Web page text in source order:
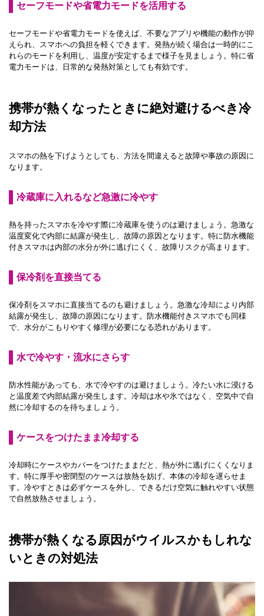
セーフモードや省電力モードを活用する
セーフモードや省電力モードを使えば、不要なアプリや機能の動作が抑
えられ、スマホへの負担を軽くできます。発熱が続く場合は一時的にこ
れらのモードを利用し、温度が安定するまで様子を見ましょう。特に省
電力モードは、日常的な発熱対策としても有効です。
携帯が熱くなったときに絶対避けるべき冷
却方法
スマホの熱を下げようとしても、方法を間違えると故障や事故の原因に
なります。
冷蔵庫に入れるなど急激に冷やす
熱を持ったスマホを冷やす際に冷蔵庫を使うのは避けましょう。急激な
温度変化で内部に結露が発生し、故障の原因となります。特に防水機能
付きスマホは内部の水分が外に逃げにくく、故障リスクが高まります。
保冷剤を直接当てる
保冷剤をスマホに直接当てるのも避けましょう。急激な冷却により内部
結露が発生し、故障の原因になります。防水機能付きスマホでも同様
で、水分がこもりやすく修理が必要になる恐れがあります。
水で冷やす・流水にさらす
防水性能があっても、水で冷やすのは避けましょう。冷たい水に浸ける
と温度差で内部結露が発生します。冷却は水や氷ではなく、空気中で自
然に冷却するのを待ちましょう。
ケースをつけたまま冷却する
冷却時にケースやカバーをつけたままだと、熱が外に逃げにくくなりま
す。特に厚手や密閉型のケースは放熱を妨げ、本体の冷却を遅らせま
す。冷やすときは必ずケースを外し、できるだけ空気に触れやすい状態
で自然放熱させましょう。
携帯が熱くなる原因がウイルスかもしれな
いときの対処法